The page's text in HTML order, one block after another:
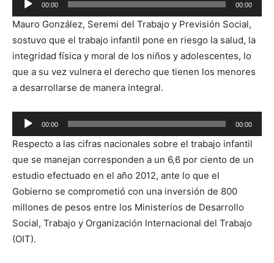
Reproductor
de
audio
00:00 00:00
Mauro González, Seremi del Trabajo y Previsión Social,
sostuvo que el trabajo infantil pone en riesgo la salud, la
integridad física y moral de los niños y adolescentes, lo
que a su vez vulnera el derecho que tienen los menores
a desarrollarse de manera integral.
Reproductor
de
audio
00:00 00:00
Respecto a las cifras nacionales sobre el trabajo infantil
que se manejan corresponden a un 6,6 por ciento de un
estudio efectuado en el año 2012, ante lo que el
Gobierno se comprometió con una inversión de 800
millones de pesos entre los Ministerios de Desarrollo
Social, Trabajo y Organización Internacional del Trabajo
(OIT).